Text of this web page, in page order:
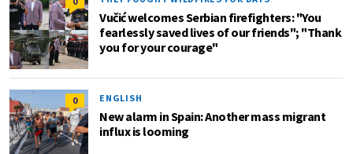
Vučić welcomes Serbian firefighters: "You
fearlessly saved lives of our friends"; "Thank
you for your courage"
0 ENGLISH
New alarm in Spain: Another mass migrant
influx is looming